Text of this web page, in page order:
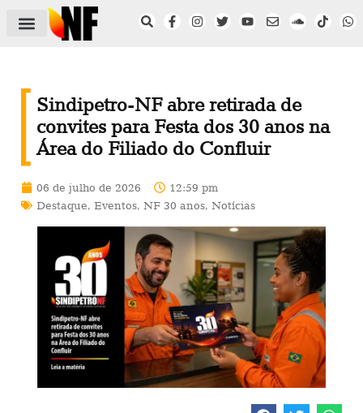
Sindipetro-NF abre retirada de
convites para Festa dos 30 anos na
Área do Filiado do Confluir
06 de julho de 2026
12:59 pm
Destaque, Eventos, NF 30 anos, Notícias